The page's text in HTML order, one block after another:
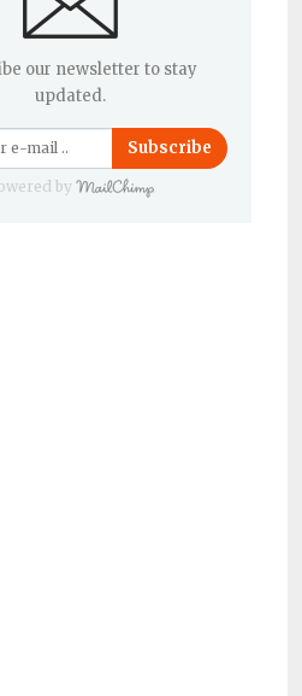
our newsletter to stay
updated.
Subscribe
by